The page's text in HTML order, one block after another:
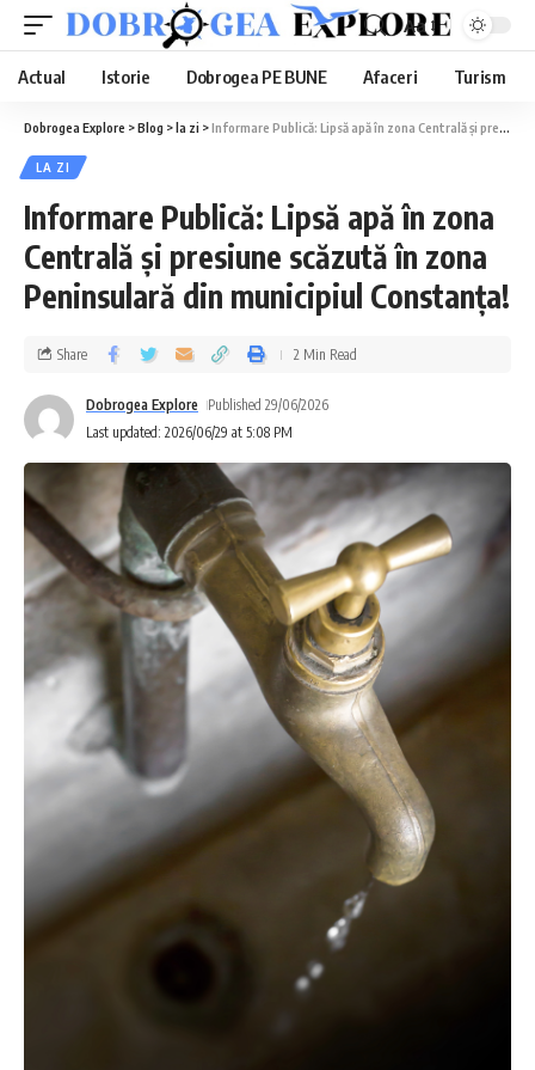
Aa
Actual Istorie Dobrogea PE BUNE Afaceri Turism
Dobrogea Explore >Blog >la zi >Informare Publică: Lipsă apă în zona Centrală și presiune scăzută în zona Peninsulară din municipiul Constanța!
LA ZI
Informare Publică: Lipsă apă în zona
Centrală și presiune scăzută în zona
Peninsulară din municipiul Constanța!
Last updated: 2026/06/29 at 5:08 PM
Dobrogea Explore Published 29/06/2026
Share 2 Min Read